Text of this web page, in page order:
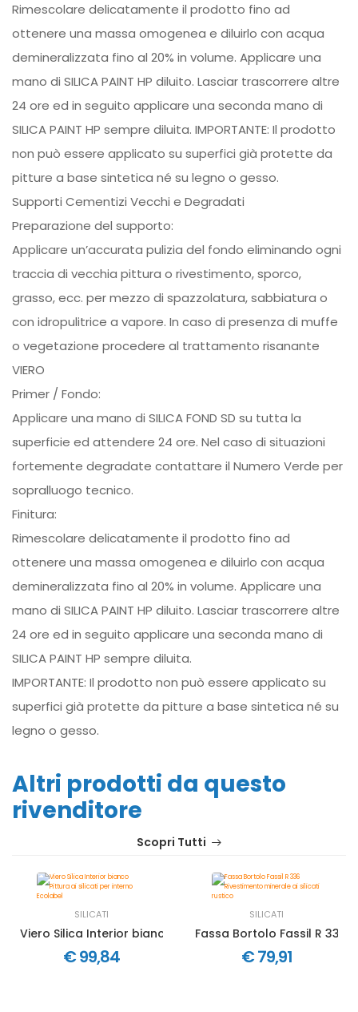
Rimescolare delicatamente il prodotto fino ad
ottenere una massa omogenea e diluirlo con acqua
demineralizzata fino al 20% in volume. Applicare una
mano di SILICA PAINT HP diluito. Lasciar trascorrere altre
24 ore ed in seguito applicare una seconda mano di
SILICA PAINT HP sempre diluita. IMPORTANTE: Il prodotto
non può essere applicato su superfici già protette da
pitture a base sintetica né su legno o gesso.
Supporti Cementizi Vecchi e Degradati
Preparazione del supporto:
Applicare un’accurata pulizia del fondo eliminando ogni
traccia di vecchia pittura o rivestimento, sporco,
grasso, ecc. per mezzo di spazzolatura, sabbiatura o
con idropulitrice a vapore. In caso di presenza di muffe
o vegetazione procedere al trattamento risanante
VIERO
Primer / Fondo:
Applicare una mano di SILICA FOND SD su tutta la
superficie ed attendere 24 ore. Nel caso di situazioni
fortemente degradate contattare il Numero Verde per
sopralluogo tecnico.
Finitura:
Rimescolare delicatamente il prodotto fino ad
ottenere una massa omogenea e diluirlo con acqua
demineralizzata fino al 20% in volume. Applicare una
mano di SILICA PAINT HP diluito. Lasciar trascorrere altre
24 ore ed in seguito applicare una seconda mano di
SILICA PAINT HP sempre diluita.
IMPORTANTE: Il prodotto non può essere applicato su
superfici già protette da pitture a base sintetica né su
legno o gesso.
Altri prodotti da questo
rivenditore
Scopri Tutti
SILICATI
Viero Silica Interior bianco Pittura ai silicati per interno
€ 99,84
SILICATI
Fassa Bortolo Fassil R 336
€ 79,91